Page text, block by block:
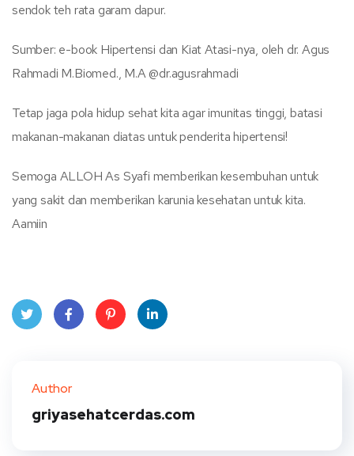
sendok teh rata garam dapur.
Sumber: e-book Hipertensi dan Kiat Atasi-nya, oleh dr. Agus
Rahmadi M.Biomed., M.A @dr.agusrahmadi
Tetap jaga pola hidup sehat kita agar imunitas tinggi, batasi
makanan-makanan diatas untuk penderita hipertensi!
Semoga ALLOH As Syafi memberikan kesembuhan untuk
yang sakit dan memberikan karunia kesehatan untuk kita.
Aamiin
t
Author
griyasehatcerdas.com